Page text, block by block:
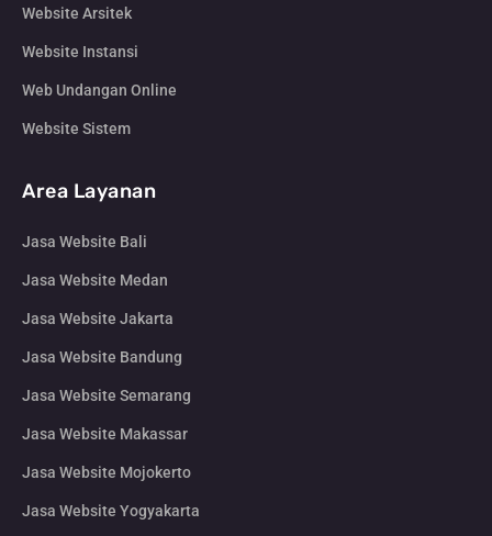
Website Arsitek
Website Instansi
Web Undangan Online
Website Sistem
Area Layanan
Jasa Website Bali
Jasa Website Medan
Jasa Website Jakarta
Jasa Website Bandung
Jasa Website Semarang
Jasa Website Makassar
Jasa Website Mojokerto
Jasa Website Yogyakarta